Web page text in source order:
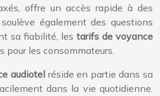
offre un accès rapide à des
également des questions
sa fiabilité, les tarifs de voyance
pour les consommateurs.
audiotel réside en partie dans sa
dans la vie quotidienne.